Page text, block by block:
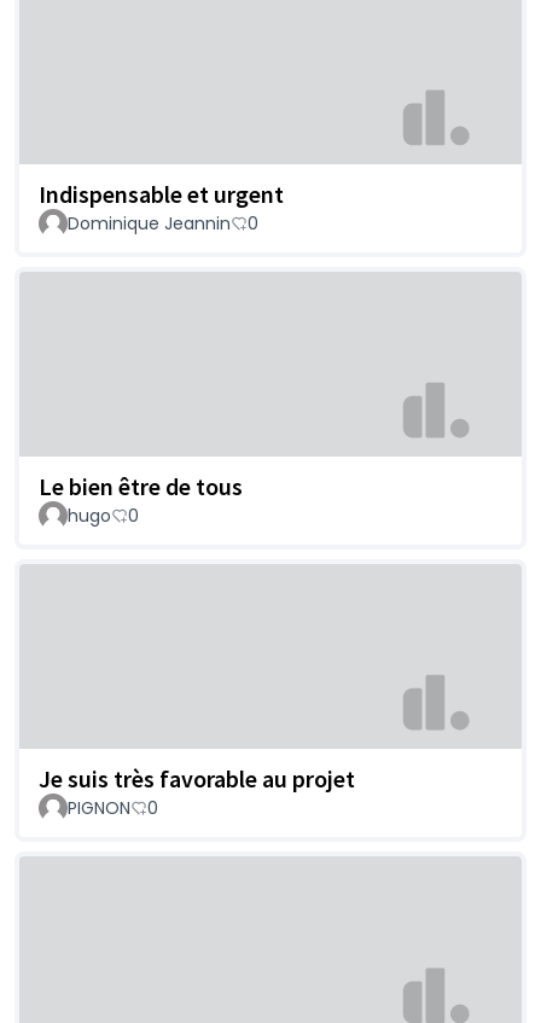
Indispensable et urgent
Dominique Jeannin 0
Le bien être de tous
hugo 0
Je suis très favorable au projet
PIGNON 0